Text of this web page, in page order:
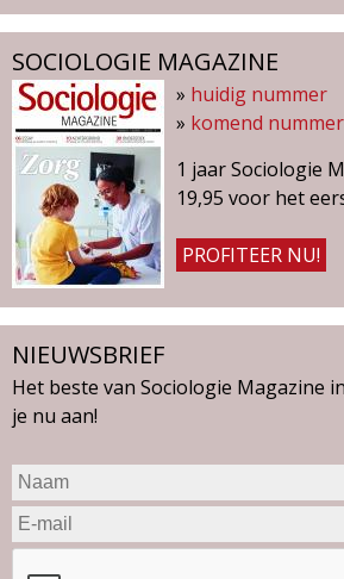
i
n
e
SOCIOLOGIE MAGAZINE
» huidig nummer
» komend nummer
1 jaar Sociologie
19,95 voor het
PROFITEER NU!
NIEUWSBRIEF
Het beste van Sociologie Magazine
je nu aan!